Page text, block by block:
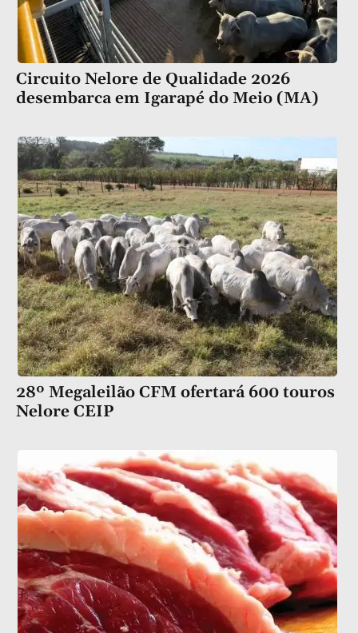
Circuito Nelore de Qualidade 2026
desembarca em Igarapé do Meio (MA)
28º Megaleilão CFM ofertará 600 touros
Nelore CEIP